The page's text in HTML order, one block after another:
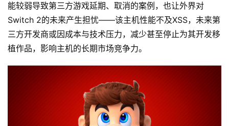
能较弱导致第三方游戏延期、取消的案例，也让外界对
Switch 2的未来产生担忧——该主机性能不及XSS，未来第
三方开发商或因成本与技术压力，减少甚至停止为其开发移
植作品，影响主机的长期市场竞争力。